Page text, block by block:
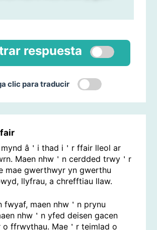
respuesta
clic para traducir
â＇i thad i＇r ffair lleol ar
Maen nhw＇n cerdded trwy＇r
mae gwerthwyr yn gwerthu
llyfrau, a chrefftiau llaw.
fwyaf, maen nhw＇n prynu
nhw＇n yfed deisen gacen
ffrwythau. Mae＇r teimlad o